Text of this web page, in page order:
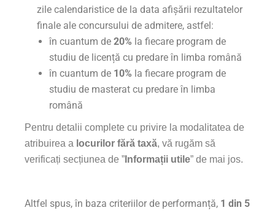
zile calendaristice de la data afișării rezultatelor
finale ale concursului de admitere, astfel:
în cuantum de 20% la fiecare program de
studiu de licență cu predare în limba română
în cuantum de 10% la fiecare program de
studiu de masterat cu predare în limba
română
Pentru detalii complete cu privire la modalitatea de
atribuirea a locurilor fără taxă, vă rugăm să
verificați secțiunea de ” Informații utile” de mai jos.
Altfel spus, în baza criteriilor de performanță, 1 din 5